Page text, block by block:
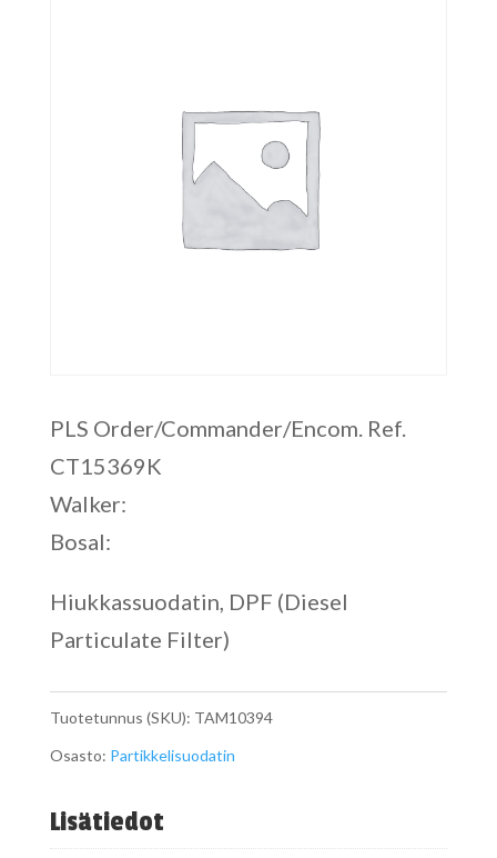
PLS Order/Commander/Encom. Ref.
CT15369K
Walker:
Bosal:
Hiukkassuodatin, DPF (Diesel
Particulate Filter)
Tuotetunnus (SKU): TAM10394
Osasto: Partikkelisuodatin
Lisätiedot